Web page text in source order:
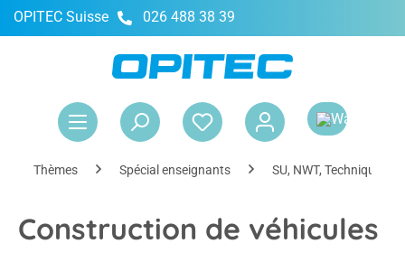
principal
OPITEC Suisse 026 488 38 39
Thèmes Spécial enseignants SU, NWT, Technique &
Construction de véhicules